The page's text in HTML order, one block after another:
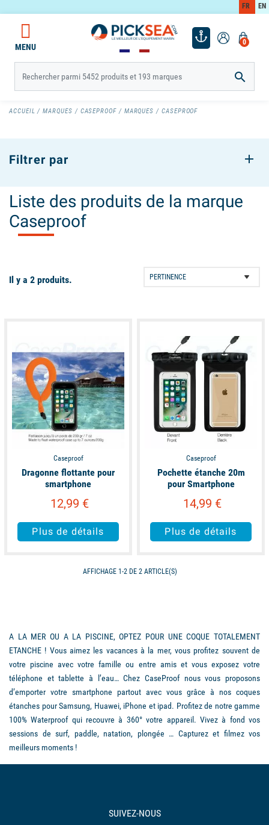
FR EN
0
MENU

ACCUEIL MARQUES CASEPROOF MARQUES CASEPROOF
Filtrer par
Liste des produits de la marque
Caseproof
Il y a 2 produits.
Caseproof
Dragonne flottante pour
smartphone
12,99 €
Plus de détails
unavailable
Caseproof
Pochette étanche 20m
pour Smartphone
14,99 €
Plus de détails
AFFICHAGE 1-2 DE 2 ARTICLE(S)
A LA MER OU A LA PISCINE, OPTEZ POUR UNE COQUE TOTALEMENT
ETANCHE ! Vous aimez les vacances à la mer, vous profitez souvent de
votre piscine avec votre famille ou entre amis et vous exposez votre
téléphone et tablette à l’eau… Chez CaseProof nous vous proposons
d’emporter votre smartphone partout avec vous grâce à nos coques
étanches pour Samsung, Huawei, iPhone et ipad. Profitez de notre gamme
100% Waterproof qui recouvre à 360° votre appareil. Vivez à fond vos
sessions de surf, paddle, natation, plongée … Capturez et filmez vos
meilleurs moments !
SUIVEZ-NOUS